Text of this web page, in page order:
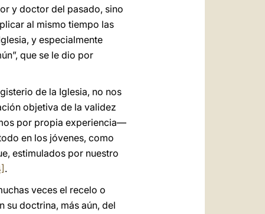
y doctor del pasado, sino
al mismo tiempo las
y especialmente
que se le dio por
de la Iglesia, no nos
objetiva de la validez
por propia experiencia—
en los jóvenes, como
estimulados por nuestro
.
veces el recelo o
su doctrina, más aún, del